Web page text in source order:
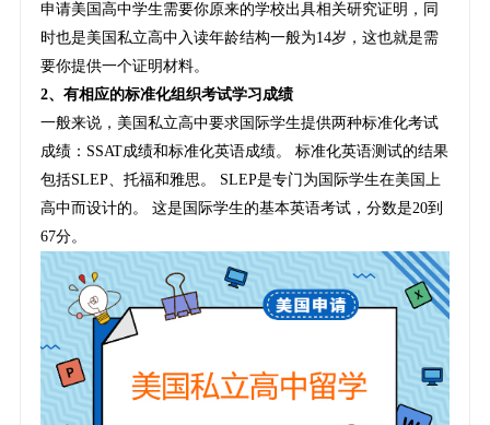
申请美国高中学生需要你原来的学校出具相关研究证明，同
时也是美国私立高中入读年龄结构一般为14岁，这也就是需
要你提供一个证明材料。
2、有相应的标准化组织考试学习成绩
一般来说，美国私立高中要求国际学生提供两种标准化考试
成绩：SSAT成绩和标准化英语成绩。 标准化英语测试的结果
包括SLEP、托福和雅思。 SLEP是专门为国际学生在美国上
高中而设计的。 这是国际学生的基本英语考试，分数是20到
67分。